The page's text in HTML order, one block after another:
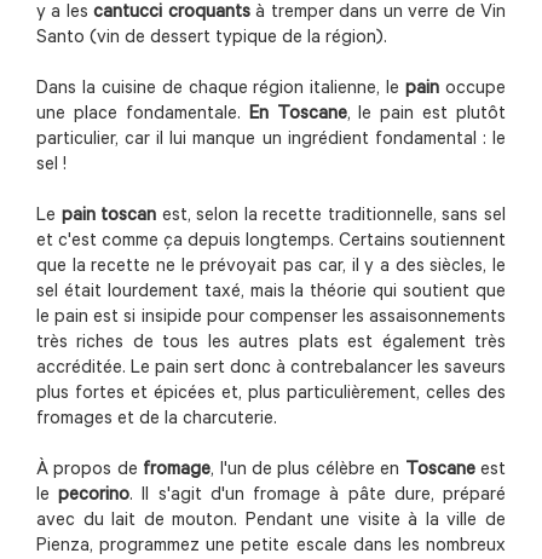
y a lescantucci croquantsà tremper dans un verre de Vin
Santo (vin de dessert typique de la région).
Dans la cuisine de chaque région italienne, le painoccupe
une place fondamentale. En Toscane, le pain est plutôt
particulier, car il lui manque un ingrédient fondamental : le
sel !
Le pain toscan est, selon la recette traditionnelle, sans sel
et c'est comme ça depuis longtemps. Certains soutiennent
que la recette ne le prévoyait pas car, il y a des siècles, le
sel était lourdement taxé, mais la théorie qui soutient que
le pain est si insipide pour compenser les assaisonnements
très riches de tous les autres plats est également très
accréditée. Le pain sert donc à contrebalancer les saveurs
plus fortes et épicées et, plus particulièrement, celles des
fromages et de la charcuterie.
À propos de fromage, l'un de plus célèbre en Toscaneest
le pecorino. Il s'agit d'un fromage à pâte dure, préparé
avec du lait de mouton. Pendant une visite à la ville de
Pienza, programmez une petite escale dans les nombreux